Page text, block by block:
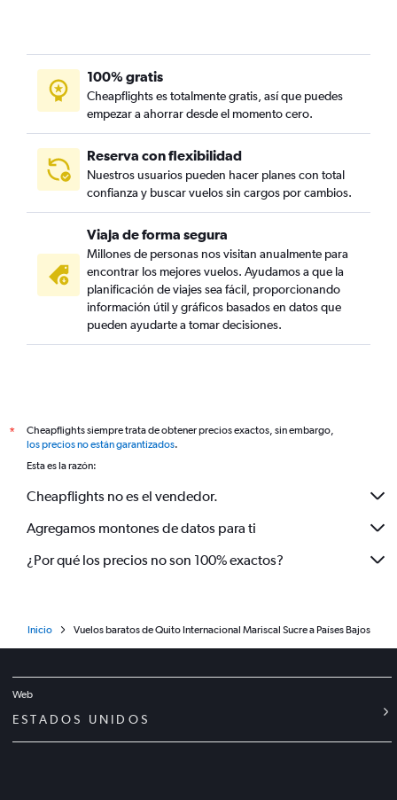
100% gratis
Cheapflights es totalmente gratis, así que puedes
empezar a ahorrar desde el momento cero.
Reserva con flexibilidad
Nuestros usuarios pueden hacer planes con total
confianza y buscar vuelos sin cargos por cambios.
Viaja de forma segura
Millones de personas nos visitan anualmente para
encontrar los mejores vuelos. Ayudamos a que la
planificación de viajes sea fácil, proporcionando
información útil y gráficos basados en datos que
pueden ayudarte a tomar decisiones.
*
Cheapflights siempre trata de obtener precios exactos, sin embargo,
los precios no están garantizados.
Esta es la razón:
Cheapflights no es el vendedor.
Agregamos montones de datos para ti
¿Por qué los precios no son 100% exactos?
Inicio Vuelos baratos de Quito Internacional Mariscal Sucre a Países Bajos
Web
ESTADOS UNIDOS